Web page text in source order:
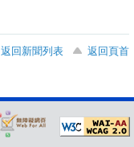
返回新聞列表
返回頁首